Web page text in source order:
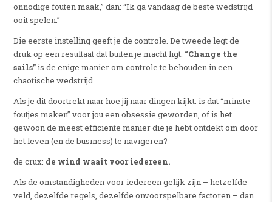
onnodige fouten maak,” dan: “Ik ga vandaag de beste wedstrijd
ooit spelen.”
Die eerste instelling geeft je de controle. De tweede legt de
druk op een resultaat dat buiten je macht ligt. “Change the
sails”is de enige manier om controle te behouden in een
chaotische wedstrijd.
Als je dit doortrekt naar hoe jij naar dingen kijkt: is dat “minste
foutjes maken” voor jou een obsessie geworden, of is het
gewoon de meest efficiënte manier die je hebt ontdekt om door
het leven (en de business) te navigeren?
de crux: de wind waait voor iedereen.
Als de omstandigheden voor iedereen gelijk zijn – hetzelfde
veld, dezelfde regels, dezelfde onvoorspelbare factoren – dan